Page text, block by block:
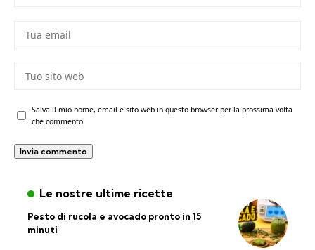
Salva il mio nome, email e sito web in questo browser per la prossima volta
che commento.
Le nostre ultime ricette
Pesto di rucola e avocado pronto in 15
minuti